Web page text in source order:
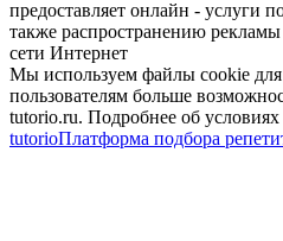
предоставляет онлайн - услуги
также распространению
сети Интернет
Мы используем файлы cookie для
пользователям больше
tutorio.ru. Подробнее об условиях
tutorioПлатформа подбора